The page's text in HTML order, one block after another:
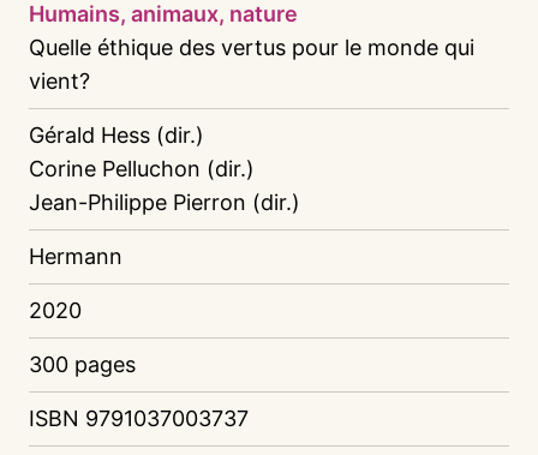
Humains, animaux, nature
Quelle éthique des vertus pour le monde qui
vient?
Gérald Hess (dir.)
Corine Pelluchon (dir.)
Jean-Philippe Pierron (dir.)
Hermann
2020
300 pages
ISBN 9791037003737